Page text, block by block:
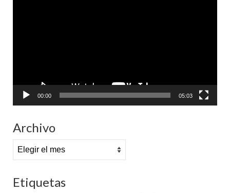
00:00 05:03
Archivo
Archivo
Etiquetas